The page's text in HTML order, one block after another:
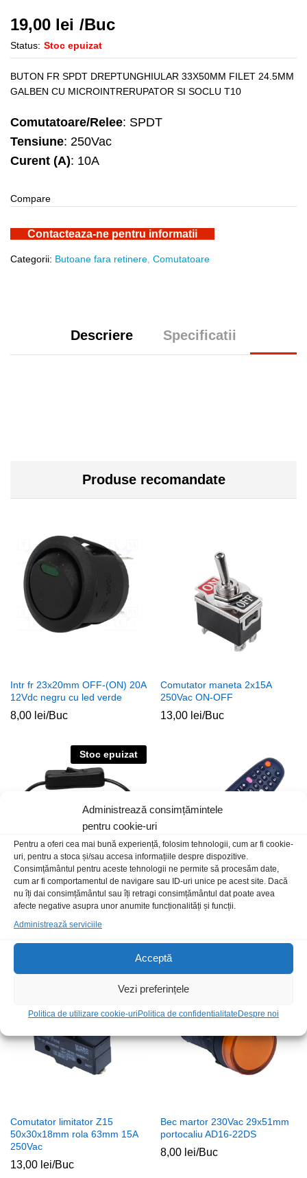
Administrează consimțămintele
pentru cookie-uri
Pentru a oferi cea mai bună experiență, folosim tehnologii, cum ar fi cookie-
uri, pentru a stoca și/sau accesa informațiile despre dispozitive.
Consimțământul pentru aceste tehnologii ne permite să procesăm date,
cum ar fi comportamentul de navigare sau ID-uri unice pe acest site. Dacă
nu îți dai consimțământul sau îți retragi consimțământul dat poate avea
afecte negative asupra unor anumite funcționalități și funcții.
Administrează serviciile
Acceptă
Vezi preferințele
Politica de utilizare cookie-uriPolitica de confidentialitateDespre noi
19,00 lei /Buc
Status: Stoc epuizat
BUTON FR SPDT DREPTUNGHIULAR 33X50MM FILET 24.5MM
GALBEN CU MICROINTRERUPATOR SI SOCLU T10
Comutatoare/Relee: SPDT
Tensiune: 250Vac
Curent (A): 10A
Compare
Contacteaza-ne pentru informatii
Categorii: Butoane fara retinere Comutatoare
Descriere Specificatii
Produse recomandate
Intr fr 23x20mm OFF-(ON) 20A
12Vdc negru cu led verde
8,00 lei/Buc
Comutator maneta 2x15A
250Vac ON-OFF
13,00 lei/Buc
Stoc epuizat
Intrerupator pe fir cu adaptor
alimalimentare 2.1×5.5 m-t
30cm
Telecomanda AllView iPlay
Comutator limitator Z15
50x30x18mm rola 63mm 15A
250Vac
13,00 lei/Buc
Bec martor 230Vac 29x51mm
portocaliu AD16-22DS
8,00 lei/Buc